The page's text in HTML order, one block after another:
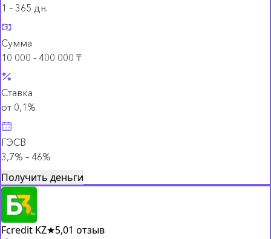
1 – 365 дн.
Сумма
10 000 - 400 000 ₸
Ставка
от 0,1%
ГЭСВ
3,7% – 46%
Получить деньги
Fcredit KZ★5,01 отзыв